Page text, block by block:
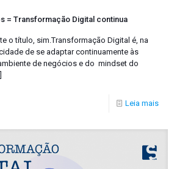
= Transformação Digital continua
o título, sim.Transformação Digital é, na
de se adaptar continuamente às
de negócios e do mindset do
Leia mais